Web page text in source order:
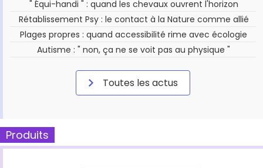
" Équi-handi " : quand les chevaux ouvrent l'horizon
Rétablissement Psy : le contact à la Nature comme allié
Plages propres : quand accessibilité rime avec écologie
Autisme : " non, ça ne se voit pas au physique "
Toutes les actus
Produits